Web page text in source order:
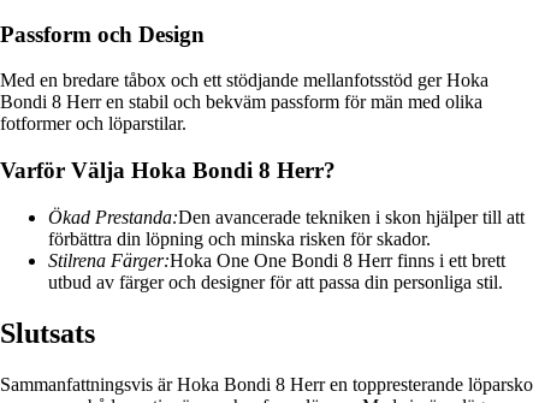
Passform och Design
Med en bredare tåbox och ett stödjande mellanfotsstöd ger Hoka
Bondi 8 Herr en stabil och bekväm passform för män med olika
fotformer och löparstilar.
Varför Välja Hoka Bondi 8 Herr?
Ökad Prestanda:Den avancerade tekniken i skon hjälper till att
förbättra din löpning och minska risken för skador.
Stilrena Färger:Hoka One One Bondi 8 Herr finns i ett brett
utbud av färger och designer för att passa din personliga stil.
Slutsats
Sammanfattningsvis är Hoka Bondi 8 Herr en toppresterande löparsko